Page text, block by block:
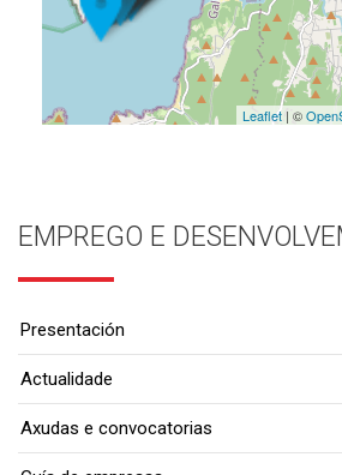
Leaflet| ©
EMPREGO E
Presentación
Actualidade
Axudas e convocatorias